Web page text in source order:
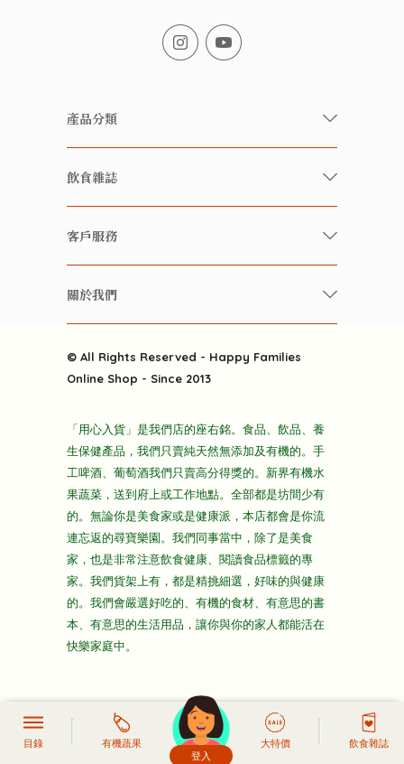
產品分類
有機/無農藥新鮮蔬果
有機 / 無添加飲品
養生保健好東西
酒類
雜貨部
折上折大特價
主頁
飲食雜誌
快樂家庭 飲食雜誌
雲南搜食記
粒粒皆辛苦
快樂電視台
客戶服務
常見問題
關於我們
送貨
隱私政策
© All Rights Reserved - Happy Families
Online Shop - Since 2013
「用心入貨」是我們店的座右銘。食品、飲品、養
生保健產品，我們只賣純天然無添加及有機的。手
工啤酒、葡萄酒我們只賣高分得獎的。新界有機水
果蔬菜，送到府上或工作地點。全部都是坊間少有
的。無論你是美食家或是健康派，本店都會是你流
連忘返的尋寶樂園。我們同事當中，除了是美食
家，也是非常注意飲食健康、閱讀食品標籤的專
家。我們貨架上有，都是精挑細選，好味的與健康
的。我們會嚴選好吃的、有機的食材、有意思的書
本、有意思的生活用品，讓你與你的家人都能活在
快樂家庭中。
目錄
有機蔬果
登入
頭像生成器: 快樂家庭網上店
大特價 飲食雜誌